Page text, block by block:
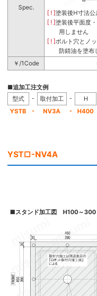
Spec.
[ ! ]塗装後H寸法公
[ ! ]塗装後平面度
用しません
[ ! ]ボルト穴とノ
防錆油を塗布
￥/1Code
■追加工注文例
型式
- 取付加工 - H
YSTB
- NV3A - H400
YST□-NV4A
■スタンド加工図 H100～300